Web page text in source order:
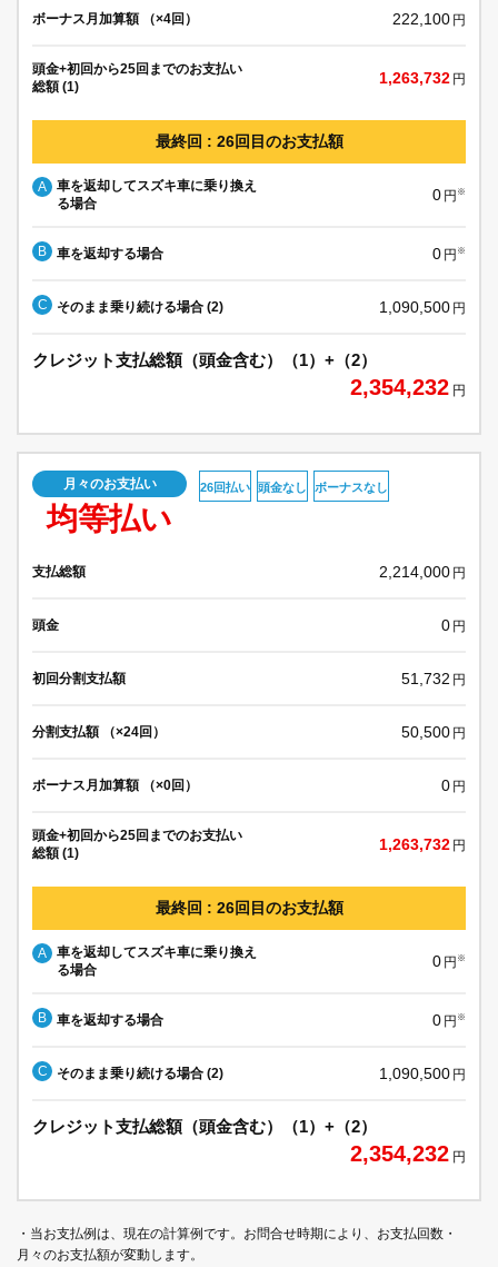
ボーナス月加算額 （×4回） 222,100 円
頭金+初回から25回までのお支払い
総額 (1)
1,263,732 円
最終回 : 26回目のお支払額
A
車を返却してスズキ車に乗り換え
る場合
0 円 ※
B 車を返却する場合 0 円 ※
C そのまま乗り続ける場合 (2) 1,090,500 円
クレジット支払総額（頭金含む）（1）+（2）
2,354,232 円
月々のお支払い
均等払い
26回払い 頭金なし ボーナスなし
支払総額 2,214,000 円
頭金 0 円
初回分割支払額 51,732 円
分割支払額 （×24回） 50,500 円
ボーナス月加算額 （×0回） 0 円
頭金+初回から25回までのお支払い
総額 (1)
1,263,732 円
最終回 : 26回目のお支払額
A
車を返却してスズキ車に乗り換え
る場合
0 円 ※
B 車を返却する場合 0 円 ※
C そのまま乗り続ける場合 (2) 1,090,500 円
クレジット支払総額（頭金含む）（1）+（2）
2,354,232 円
・当お支払例は、現在の計算例です。お問合せ時期により、お支払回数・
月々のお支払額が変動します。